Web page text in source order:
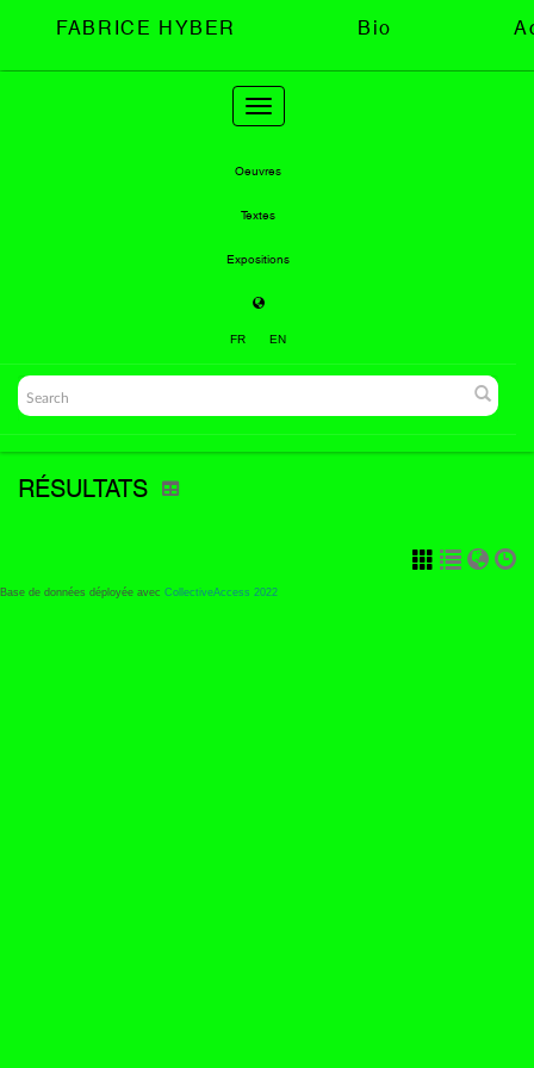
FABRICE HYBER Bio
Toggle
navigation
Oeuvres
Textes
Expositions
FR EN
RÉSULTATS
Base de données déployée avec CollectiveAccess 2022